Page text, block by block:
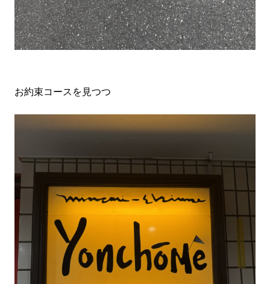
お約束コースを見つつ